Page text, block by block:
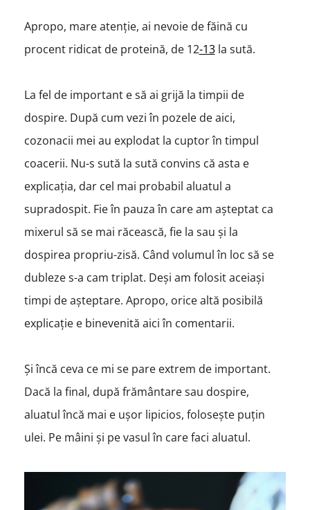
Apropo, mare atenție, ai nevoie de făină cu
procent ridicat de proteină, de 12-13la sută.
La fel de important e să ai grijă la timpii de
dospire. După cum vezi în pozele de aici,
cozonacii mei au explodat la cuptor în timpul
coacerii. Nu-s sută la sută convins că asta e
explicația, dar cel mai probabil aluatul a
supradospit. Fie în pauza în care am așteptat ca
mixerul să se mai răcească, fie la sau și la
dospirea propriu-zisă. Când volumul în loc să se
dubleze s-a cam triplat. Deși am folosit aceiași
timpi de așteptare. Apropo, orice altă posibilă
explicație e binevenită aici în comentarii.
Și încă ceva ce mi se pare extrem de important.
Dacă la final, după frământare sau dospire,
aluatul încă mai e ușor lipicios, folosește puțin
ulei. Pe mâini și pe vasul în care faci aluatul.